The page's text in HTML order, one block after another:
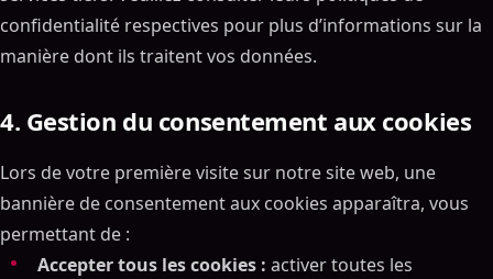
confidentialité respectives pour plus d’informations sur la
manière dont ils traitent vos données.
4. Gestion du consentement aux cookies
Lors de votre première visite sur notre site web, une
bannière de consentement aux cookies apparaîtra, vous
permettant de :
Accepter tous les cookies : activer toutes les